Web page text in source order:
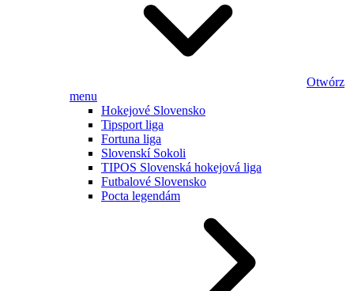
Otwórz
menu
Hokejové Slovensko
Tipsport liga
Fortuna liga
Slovenskí Sokoli
TIPOS Slovenská hokejová liga
Futbalové Slovensko
Pocta legendám